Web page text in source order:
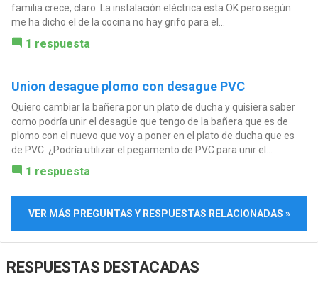
familia crece, claro. La instalación eléctrica esta OK pero según
me ha dicho el de la cocina no hay grifo para el...
1 respuesta
Union desague plomo con desague PVC
Quiero cambiar la bañera por un plato de ducha y quisiera saber
como podría unir el desagüe que tengo de la bañera que es de
plomo con el nuevo que voy a poner en el plato de ducha que es
de PVC. ¿Podría utilizar el pegamento de PVC para unir el...
1 respuesta
VER MÁS PREGUNTAS Y RESPUESTAS RELACIONADAS »
RESPUESTAS DESTACADAS